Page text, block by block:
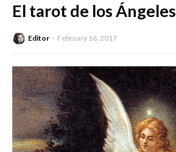
El tarot de los Ángeles
Editor February 16, 2017